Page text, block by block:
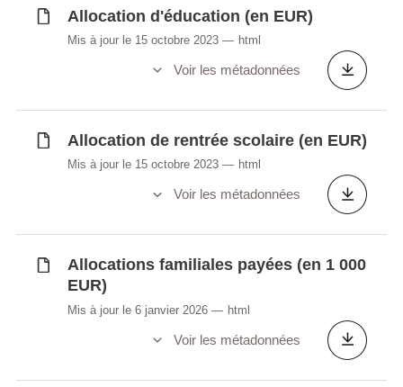
Allocation d'éducation (en EUR)
Mis à jour le 15 octobre 2023 html
Voir les métadonnées
Allocation de rentrée scolaire (en EUR)
Mis à jour le 15 octobre 2023 html
Voir les métadonnées
Allocations familiales payées (en 1 000
EUR)
Mis à jour le 6 janvier 2026 html
Voir les métadonnées